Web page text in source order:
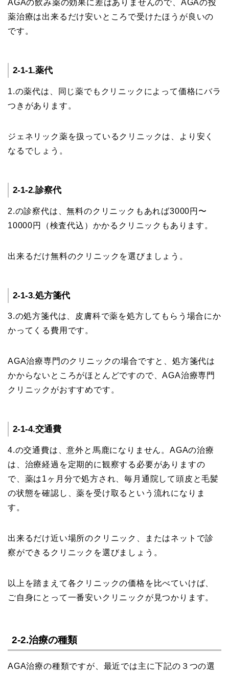
AGAの飲み薬の効果に差はありませんので、AGAの投
薬治療は出来るだけ安いところで受けたほうが良いの
です。
2-1-1.薬代
1.の薬代は、同じ薬でもクリニックによって価格にバラ
つきがあります。
ジェネリック薬を扱っているクリニックは、より安く
なるでしょう。
2-1-2.診察代
2.の診察代は、無料のクリニックもあれば3000円〜
10000円（検査代込）かかるクリニックもあります。
出来るだけ無料のクリニックを選びましょう。
2-1-3.処方箋代
3.の処方箋代は、皮膚科で薬を処方してもらう場合にか
かってくる費用です。
AGA治療専門のクリニックの場合ですと、処方箋代は
かからないところがほとんどですので、AGA治療専門
クリニックがおすすめです。
2-1-4.交通費
4.の交通費は、意外と馬鹿になりません。AGAの治療
は、治療経過を定期的に観察する必要がありますの
で、薬は1ヶ月分で処方され、毎月通院して頭皮と毛髪
の状態を確認し、薬を受け取るという流れになりま
す。
出来るだけ近い場所のクリニック、またはネットで診
察ができるクリニックを選びましょう。
以上を踏まえて各クリニックの価格を比べていけば、
ご自身にとって一番安いクリニックが見つかります。
2-2.治療の種類
AGA治療の種類ですが、最近では主に下記の３つの選